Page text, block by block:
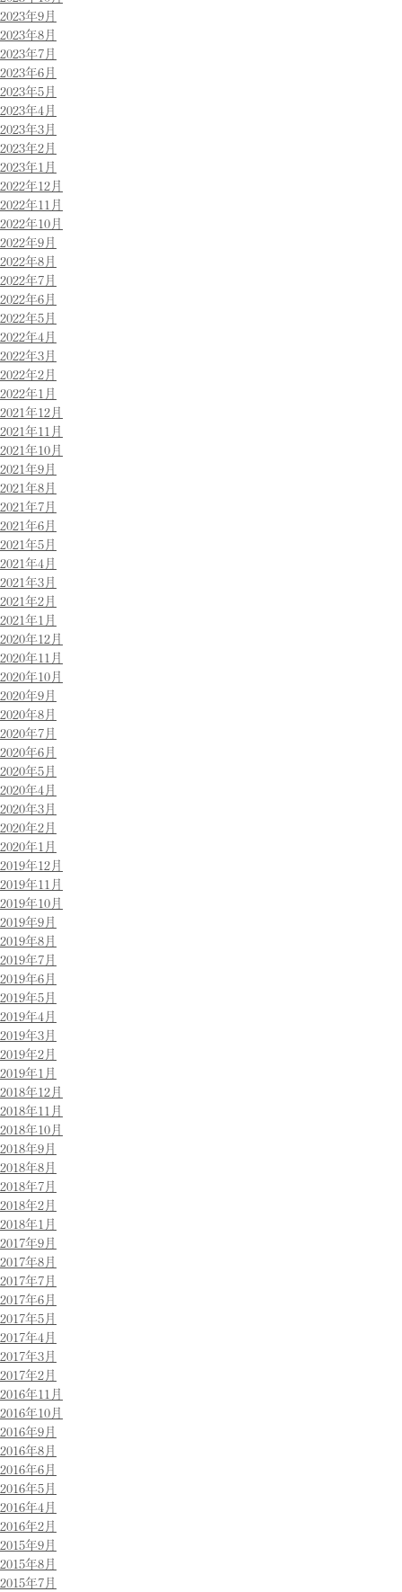
2023年9月
2023年8月
2023年7月
2023年6月
2023年5月
2023年4月
2023年3月
2023年2月
2023年1月
2022年12月
2022年11月
2022年10月
2022年9月
2022年8月
2022年7月
2022年6月
2022年5月
2022年4月
2022年3月
2022年2月
2022年1月
2021年12月
2021年11月
2021年10月
2021年9月
2021年8月
2021年7月
2021年6月
2021年5月
2021年4月
2021年3月
2021年2月
2021年1月
2020年12月
2020年11月
2020年10月
2020年9月
2020年8月
2020年7月
2020年6月
2020年5月
2020年4月
2020年3月
2020年2月
2020年1月
2019年12月
2019年11月
2019年10月
2019年9月
2019年8月
2019年7月
2019年6月
2019年5月
2019年4月
2019年3月
2019年2月
2019年1月
2018年12月
2018年11月
2018年10月
2018年9月
2018年8月
2018年7月
2018年2月
2018年1月
2017年9月
2017年8月
2017年7月
2017年6月
2017年5月
2017年4月
2017年3月
2017年2月
2016年11月
2016年10月
2016年9月
2016年8月
2016年6月
2016年5月
2016年4月
2016年2月
2015年9月
2015年8月
2015年7月